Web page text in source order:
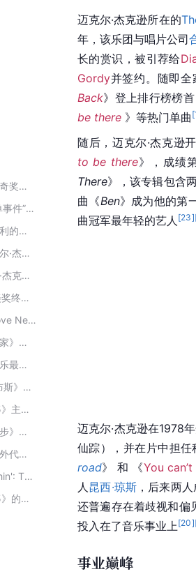
历届格莱美传奇奖获得者
“爱泼斯坦名单事件”当事人
获得过发明专利的艺术家
纪录片《迈克尔·杰克逊的旅程：由摩城到《墙外》》主要演员
纪录片《珍妮·杰克逊》的主要演员
第52届格莱美奖终身成就奖获奖者
音乐专辑《Love Never Felt So Good》的表演者
音乐《天下一家》的主要演员
纪录片《流行乐最传奇一夜》的主要演员
2020年《福布斯》收入最高的已故名人TOP5
纪录片《飙25》主要演员
电影《月球漫步》主要演员
百事可乐的国外代言人
纪录片《Bitchin': The Sound and Fury of Rick James》的主要演员
纪录片《飙25》的主要演员
迈克尔·杰克逊所在的
年，该乐团与唱片公司
长的赏识，被引荐给
Gordy并签约。随即全
Back》登上排行榜榜
be there 》等热门单曲 [
随后，迈克尔·杰克逊
to be there》，成绩
There》，该专辑包含
曲《Ben》成为他的第
曲冠军最年轻的艺人 [23]
迈克尔·杰克逊在1978
仙踪），并在片中担
road》 和 《You
人昆西·琼斯 ，后来两
还普遍存在着歧视和偏
投入在了音乐事业上[20]
事业巅峰